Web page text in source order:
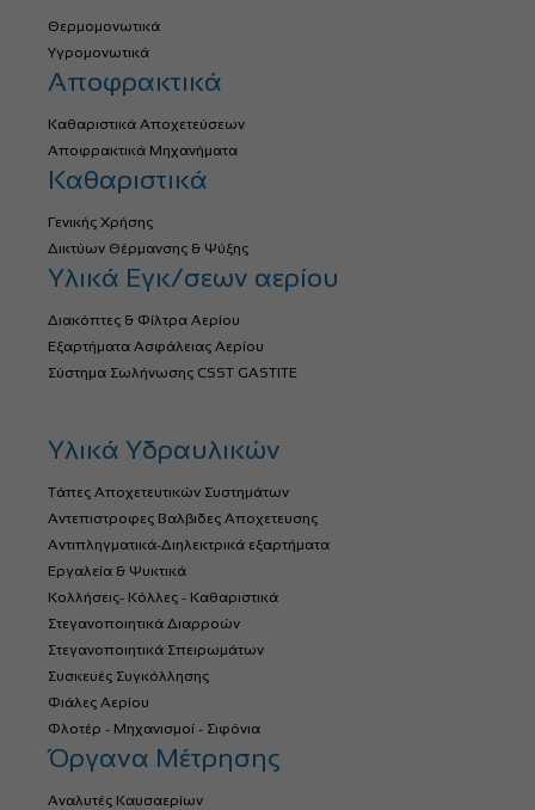
Θερμομονωτικά
Υγρομονωτικά
Αποφρακτικά
Καθαριστικά Αποχετεύσεων
Αποφρακτικά Μηχανήματα
Καθαριστικά
Γενικής Χρήσης
Δικτύων Θέρμανσης & Ψύξης
Υλικά Εγκ/σεων αερίου
Διακόπτες & Φίλτρα Αερίου
Εξαρτήματα Ασφάλειας Αερίου
Σύστημα Σωλήνωσης CSST GASTITE
Υλικά Υδραυλικών
Τάπες Αποχετευτικών Συστημάτων
Αντεπιστροφες Βαλβιδες Αποχετευσης
Αντιπληγματικά-Διηλεκτρικά εξαρτήματα
Εργαλεία & Ψυκτικά
Κολλήσεις- Κόλλες - Καθαριστικά
Στεγανοποιητικά Διαρροών
Στεγανοποιητικά Σπειρωμάτων
Συσκευές Συγκόλλησης
Φιάλες Αερίου
Φλοτέρ - Μηχανισμοί - Σιφόνια
Όργανα Μέτρησης
Αναλυτές Καυσαερίων